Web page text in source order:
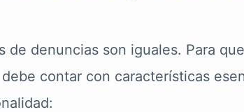
de denuncias son iguales. Para
contar con características